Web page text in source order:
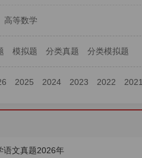
高等数学
模拟题 分类真题 分类模拟题
2025 2024 2023 2022 2021
语文真题2026年